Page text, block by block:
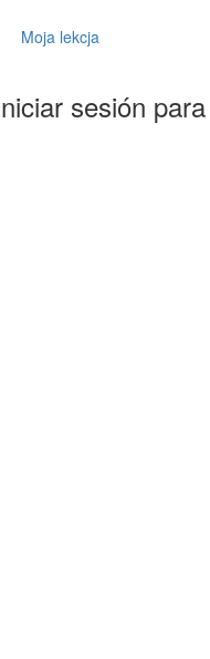
Moja lekcja
sesión